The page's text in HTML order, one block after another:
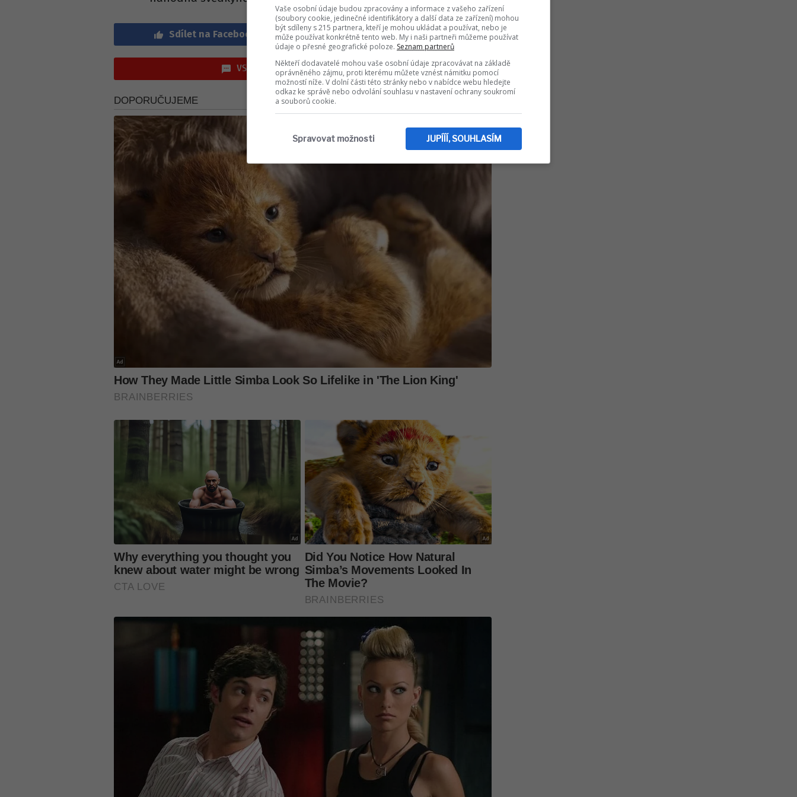
Sdílet na Facebook Sdílet na WhatsApp
VSTOUPIT DO DISKUZE (0 PŘÍSPĚVKŮ)
Vaše osobní údaje budou zpracovány a informace z vašeho zařízení
(soubory cookie, jedinečné identifikátory a další data ze zařízení) mohou
být sdíleny s 215 partnera, kteří je mohou ukládat a používat, nebo je
může používat konkrétně tento web. My i naši partneři můžeme používat
údaje o přesné geografické poloze. Seznam partnerů
Někteří dodavatelé mohou vaše osobní údaje zpracovávat na základě
oprávněného zájmu, proti kterému můžete vznést námitku pomocí
možností níže. V dolní části této stránky nebo v nabídce webu hledejte
odkaz ke správě nebo odvolání souhlasu v nastavení ochrany soukromí
a souborů cookie.
JUPÍÍÍ, SOUHLASÍM
Spravovat možnosti